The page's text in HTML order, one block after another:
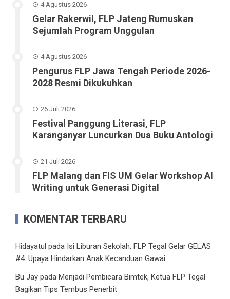
4 Agustus 2026
Gelar Rakerwil, FLP Jateng Rumuskan
Sejumlah Program Unggulan
4 Agustus 2026
Pengurus FLP Jawa Tengah Periode 2026-
2028 Resmi Dikukuhkan
26 Juli 2026
Festival Panggung Literasi, FLP
Karanganyar Luncurkan Dua Buku Antologi
21 Juli 2026
FLP Malang dan FIS UM Gelar Workshop AI
Writing untuk Generasi Digital
KOMENTAR TERBARU
Hidayatul pada Isi Liburan Sekolah, FLP Tegal Gelar GELAS
#4: Upaya Hindarkan Anak Kecanduan Gawai
Bu Jay pada Menjadi Pembicara Bimtek, Ketua FLP Tegal
Bagikan Tips Tembus Penerbit